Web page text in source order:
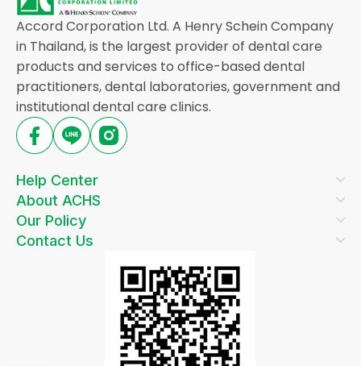
Accord Corporation Ltd. A Henry Schein Company
in Thailand, is the largest provider of dental care
products and services to office-based dental
practitioners, dental laboratories, government and
institutional dental care clinics.
Help Center
About ACHS
Our Policy
Contact Us